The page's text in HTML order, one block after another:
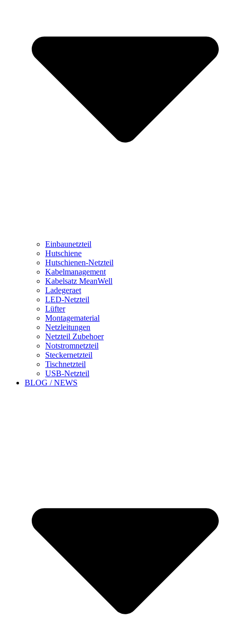
Einbaunetzteil
Hutschiene
Hutschienen-Netzteil
Kabelmanagement
Kabelsatz MeanWell
Ladegeraet
LED-Netzteil
Lüfter
Montagematerial
Netzleitungen
Netzteil Zubehoer
Notstromnetzteil
Steckernetzteil
Tischnetzteil
USB-Netzteil
BLOG / NEWS